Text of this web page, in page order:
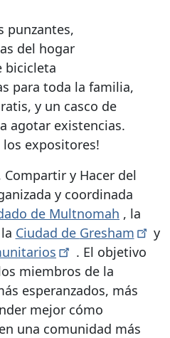
punzantes,
del hogar
bicicleta
para toda la familia,
y un casco de
agotar existencias.
los expositores!
Compartir y Hacer del
y coordinada
de Multnomah , la
Ciudad de Gresham
y
. El objetivo
miembros de la
esperanzados, más
mejor cómo
una comunidad más